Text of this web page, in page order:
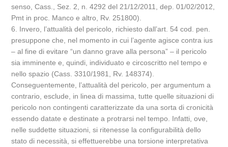
senso, Cass., Sez. 2, n. 4292 del 21/12/2011, dep. 01/02/2012,
Pmt in proc. Manco e altro, Rv. 251800).
6. Invero, l’attualità del pericolo, richiesto dall’art. 54 cod. pen.
presuppone che, nel momento in cui l’agente agisce contra ius
– al fine di evitare “un danno grave alla persona” – il pericolo
sia imminente e, quindi, individuato e circoscritto nel tempo e
nello spazio (Cass. 3310/1981, Rv. 148374).
Conseguentemente, l’attualità del pericolo, per argumentum a
contrario, esclude, in linea di massima, tutte quelle situazioni di
pericolo non contingenti caratterizzate da una sorta di cronicità
essendo datate e destinate a protrarsi nel tempo. Infatti, ove,
nelle suddette situazioni, si ritenesse la configurabilità dello
stato di necessità, si effettuerebbe una torsione interpretativa